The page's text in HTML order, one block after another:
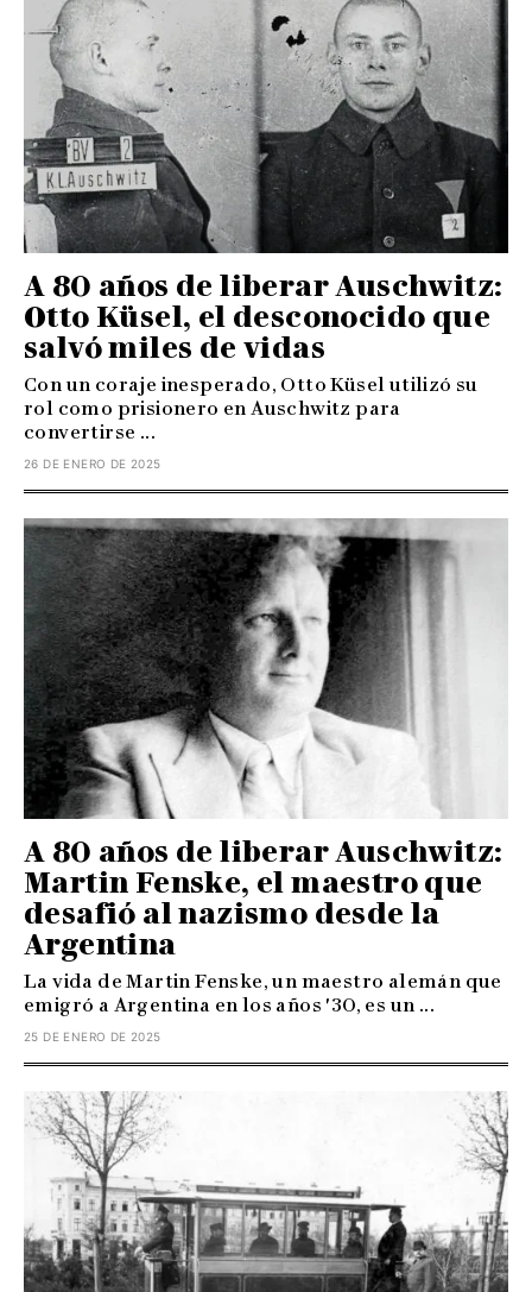
A 80 años de liberar Auschwitz:
Otto Küsel, el desconocido que
salvó miles de vidas
Con un coraje inesperado, Otto Küsel utilizó su
rol como prisionero en Auschwitz para
convertirse ...
26 DE ENERO DE 2025
A 80 años de liberar Auschwitz:
Martin Fenske, el maestro que
desafió al nazismo desde la
Argentina
La vida de Martin Fenske, un maestro alemán que
emigró a Argentina en los años '30, es un ...
25 DE ENERO DE 2025